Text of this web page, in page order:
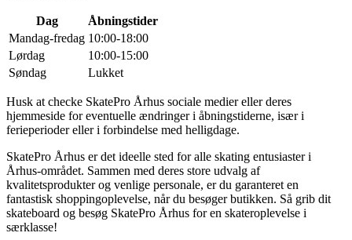
Dag
Åbningstider
Mandag-fredag 10:00-18:00
Lørdag
10:00-15:00
Søndag
Lukket
Husk at checke SkatePro Århus sociale medier eller deres
hjemmeside for eventuelle ændringer i åbningstiderne, især i
ferieperioder eller i forbindelse med helligdage.
SkatePro Århus er det ideelle sted for alle skating entusiaster i
Århus-området. Sammen med deres store udvalg af
kvalitetsprodukter og venlige personale, er du garanteret en
fantastisk shoppingoplevelse, når du besøger butikken. Så grib dit
skateboard og besøg SkatePro Århus for en skateroplevelse i
særklasse!